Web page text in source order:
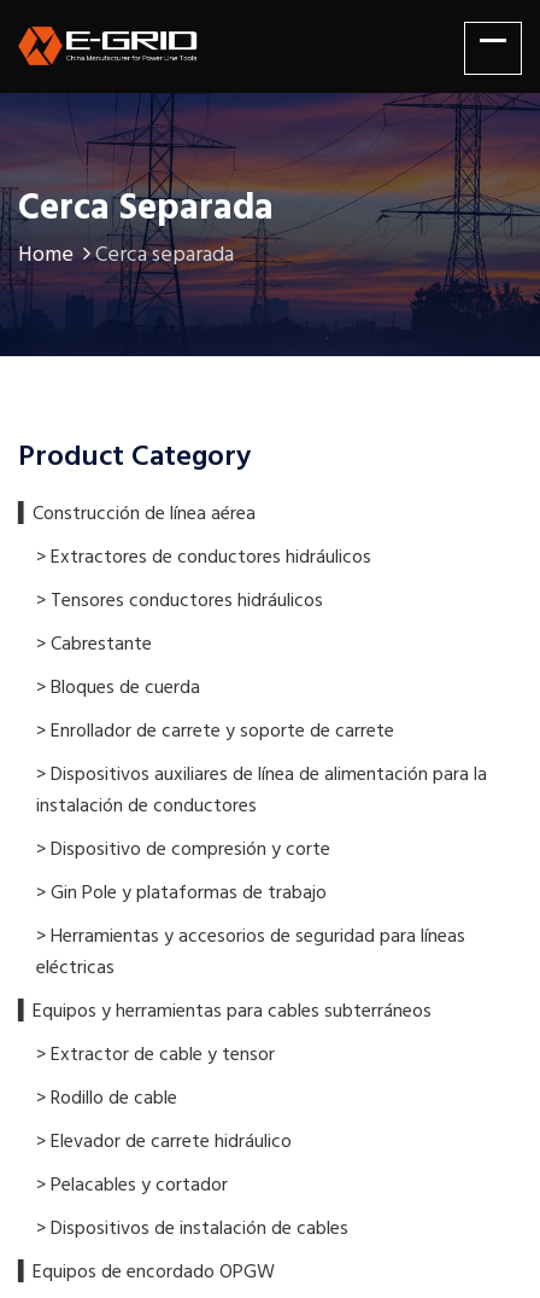
Cerca Separada
Home Cerca separada
Product Category
▍​Construcción de línea aérea
> Extractores de conductores hidráulicos
> Tensores conductores hidráulicos
> Cabrestante
> Bloques de cuerda
> Enrollador de carrete y soporte de carrete
> Dispositivos auxiliares de línea de alimentación para la
instalación de conductores
> Dispositivo de compresión y corte
> Gin Pole y plataformas de trabajo
> Herramientas y accesorios de seguridad para líneas
eléctricas
▍Equipos y herramientas para cables subterráneos
> Extractor de cable y tensor
> Rodillo de cable
> Elevador de carrete hidráulico
> Pelacables y cortador
> Dispositivos de instalación de cables
▍Equipos de encordado OPGW